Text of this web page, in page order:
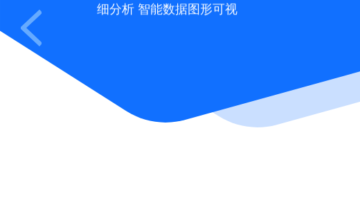
产品中心
生态合作
细分析 智能数据图形可视